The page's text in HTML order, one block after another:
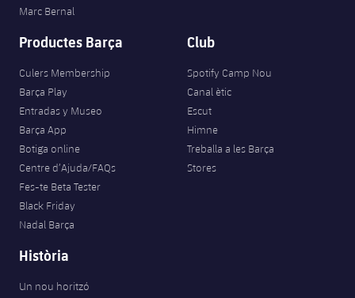
Marc Bernal
Productes Barça
Culers Membership
Barça Play
Entradas y Museo
Barça App
Botiga online
Centre d’Ajuda/FAQs
Fes-te Beta Tester
Black Friday
Nadal Barça
Club
Spotify Camp Nou
Canal ètic
Escut
Himne
Treballa a les Barça
Stores
Història
Un nou horitzó